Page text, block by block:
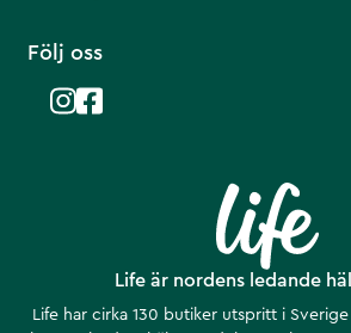
Life är nordens ledande
Life har cirka 130 butiker utspritt i
Följ oss